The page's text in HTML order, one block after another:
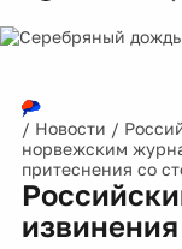
/ Новости /
норвежским
притеснения со